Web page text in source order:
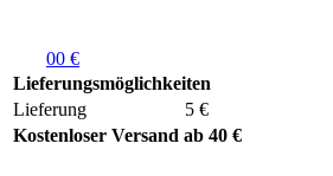
00 €
Lieferungsmöglichkeiten
Lieferung
5 €
Kostenloser Versand ab 40 €